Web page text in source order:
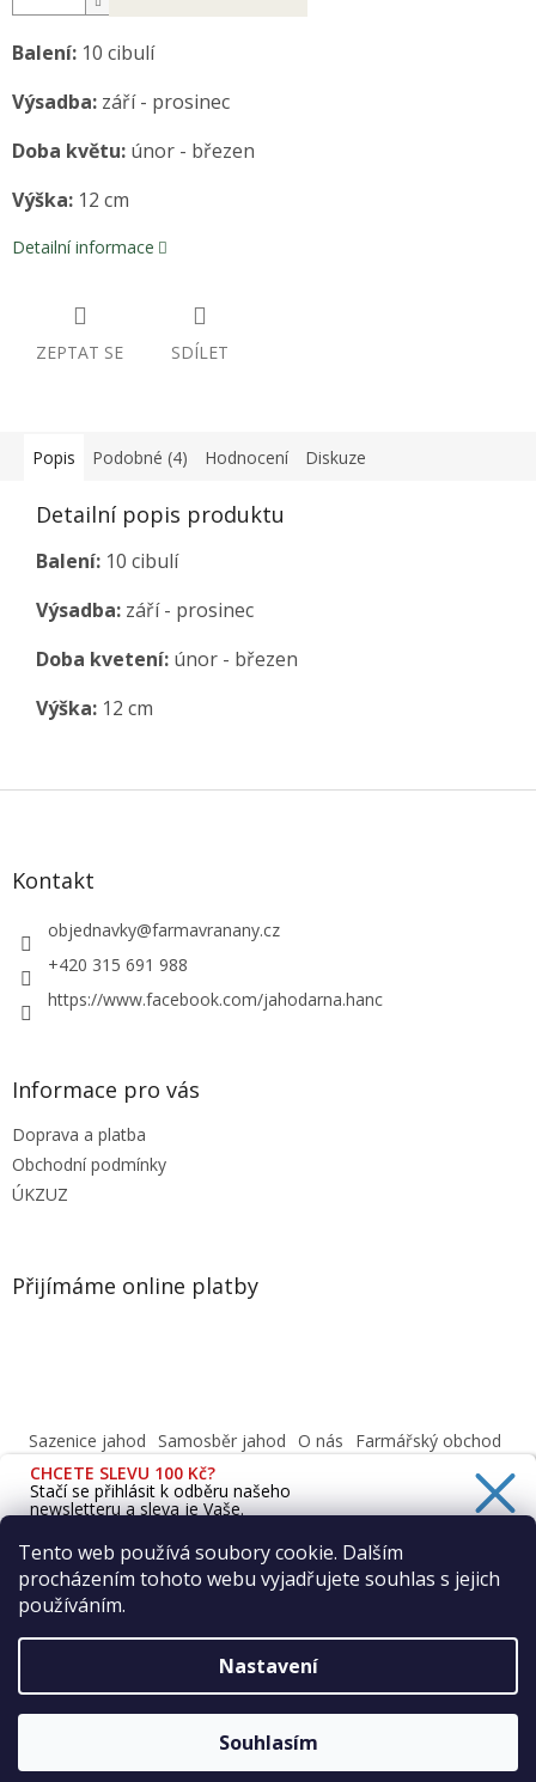
Tento web používá soubory cookie. Dalším
procházením tohoto webu vyjadřujete souhlas s jejich
používáním.
Nastavení
Souhlasím
Balení: 10 cibulí
Výsadba: září - prosinec
Doba květu: únor - březen
Výška: 12 cm
Detailní informace
ZEPTAT SE SDÍLET
Popis Podobné (4) Hodnocení Diskuze
Detailní popis produktu
Balení: 10 cibulí
Výsadba: září - prosinec
Doba kvetení: únor - březen
Výška: 12 cm
Z
Kontakt
objednavky@farmavranany.cz
+420 315 691 988
https://www.facebook.com/jahodarna.hanc
Informace pro vás
Doprava a platba
Obchodní podmínky
ÚKZUZ
Přijímáme online platby
Sazenice jahod Samosběr jahod O nás
Farmářský obchod
Obchodní podmínky
Informace o ochraně osobních údajů dle GDPR
Cafenavysluni.cz - Objednat a vyzvednout
Copyright 2026Farma Vraňany s.r.o.. Všechna práva
vyhrazena.
CHCETE SLEVU 100 Kč?
Stačí se přihlásit k odběru našeho
newsletteru a sleva je Vaše.
Ano, chci se přihlásit
Zásady zpracování osobních údajů